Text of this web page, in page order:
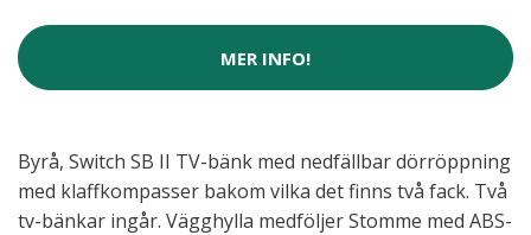
MER INFO!
Byrå, Switch SB II TV-bänk med nedfällbar dörröppning
med klaffkompasser bakom vilka det finns två fack. Två
tv-bänkar ingår. Vägghylla medföljer Stomme med ABS-